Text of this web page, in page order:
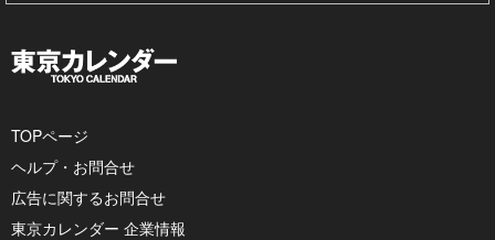
TOPページ
ヘルプ・お問合せ
広告に関するお問合せ
東京カレンダー 企業情報